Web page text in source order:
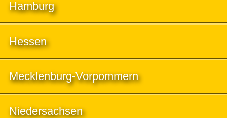
Hamburg
Hessen
Mecklenburg-Vorpommern
Niedersachsen